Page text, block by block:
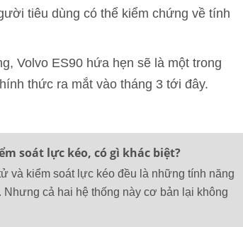
tiêu dùng có thể kiểm chứng về tính
Volvo ES90 hứa hẹn sẽ là một trong
thức ra mắt vào tháng 3 tới đây.
soát lực kéo, có gì khác biệt?
và kiểm soát lực kéo đều là những tính năng
cả hai hệ thống này cơ bản lại không